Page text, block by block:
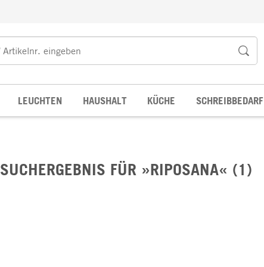
LEUCHTEN HAUSHALT KÜCHE SCHREIBBEDARF
SUCHERGEBNIS FÜR »RIPOSANA« (1)